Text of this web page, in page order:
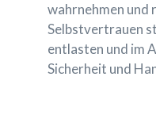
wahrnehmen und
Selbstvertrauen
entlasten und im
Sicherheit und